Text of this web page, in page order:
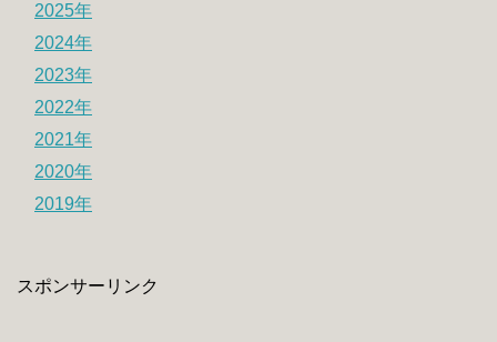
2025年
2024年
2023年
2022年
2021年
2020年
2019年
スポンサーリンク